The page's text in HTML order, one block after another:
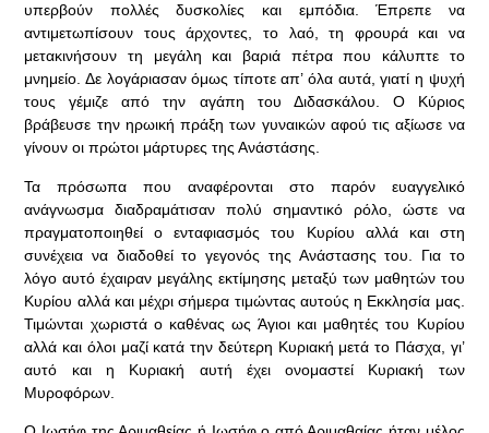
υπερβούν πολλές δυσκολίες και εμπόδια. Έπρεπε να
αντιμετωπίσουν τους άρχοντες, το λαό, τη φρουρά και να
μετακινήσουν τη μεγάλη και βαριά πέτρα που κάλυπτε το
μνημείο. Δε λογάριασαν όμως τίποτε απ’ όλα αυτά, γιατί η ψυχή
τους γέμιζε από την αγάπη του Διδασκάλου. Ο Κύριος
βράβευσε την ηρωική πράξη των γυναικών αφού τις αξίωσε να
γίνουν οι πρώτοι μάρτυρες της Ανάστάσης.
Τα πρόσωπα που αναφέρονται στο παρόν ευαγγελικό
ανάγνωσμα διαδραμάτισαν πολύ σημαντικό ρόλο, ώστε να
πραγματοποιηθεί ο ενταφιασμός του Κυρίου αλλά και στη
συνέχεια να διαδοθεί το γεγονός της Ανάστασης του. Για το
λόγο αυτό έχαιραν μεγάλης εκτίμησης μεταξύ των μαθητών του
Κυρίου αλλά και μέχρι σήμερα τιμώντας αυτούς η Εκκλησία μας.
Τιμώνται χωριστά ο καθένας ως Άγιοι και μαθητές του Κυρίου
αλλά και όλοι μαζί κατά την δεύτερη Κυριακή μετά το Πάσχα, γι’
αυτό και η Κυριακή αυτή έχει ονομαστεί Κυριακή των
Μυροφόρων.